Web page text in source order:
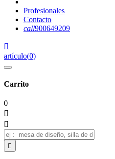
Profesionales
Contacto
call900649209

artículo(0)
Carrito
0


